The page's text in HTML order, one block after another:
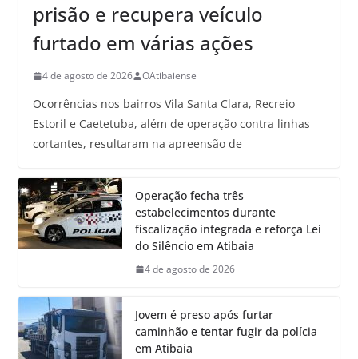
prisão e recupera veículo
furtado em várias ações
4 de agosto de 2026 OAtibaiense
Ocorrências nos bairros Vila Santa Clara, Recreio
Estoril e Caetetuba, além de operação contra linhas
cortantes, resultaram na apreensão de
Operação fecha três
estabelecimentos durante
fiscalização integrada e reforça Lei
do Silêncio em Atibaia
4 de agosto de 2026
Jovem é preso após furtar
caminhão e tentar fugir da polícia
em Atibaia